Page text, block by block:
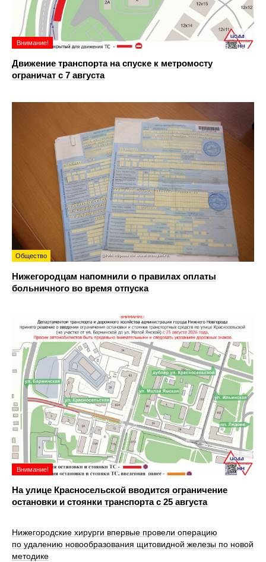
Внимание!
Движение транспорта на спуске к метромосту
ограничат с 7 августа
Общество
Нижегородцам напомнили о правилах оплаты
больничного во время отпуска
Внимание!
На улице Красносельской вводится ограничение
остановки и стоянки транспорта с 25 августа
Нижегородские хирурги впервые провели операцию
по удалению новообразования щитовидной железы по новой
методике